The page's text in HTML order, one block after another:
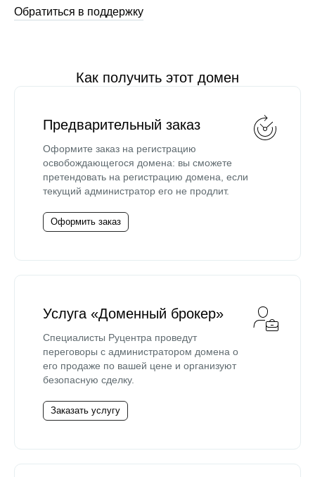
Обратиться в поддержку
Как получить этот домен
Предварительный заказ
Оформите заказ на регистрацию
освобождающегося домена: вы сможете
претендовать на регистрацию домена, если
текущий администратор его не продлит.
Оформить заказ
Услуга «Доменный брокер»
Специалисты Руцентра проведут
переговоры с администратором домена о
его продаже по вашей цене и организуют
безопасную сделку.
Заказать услугу